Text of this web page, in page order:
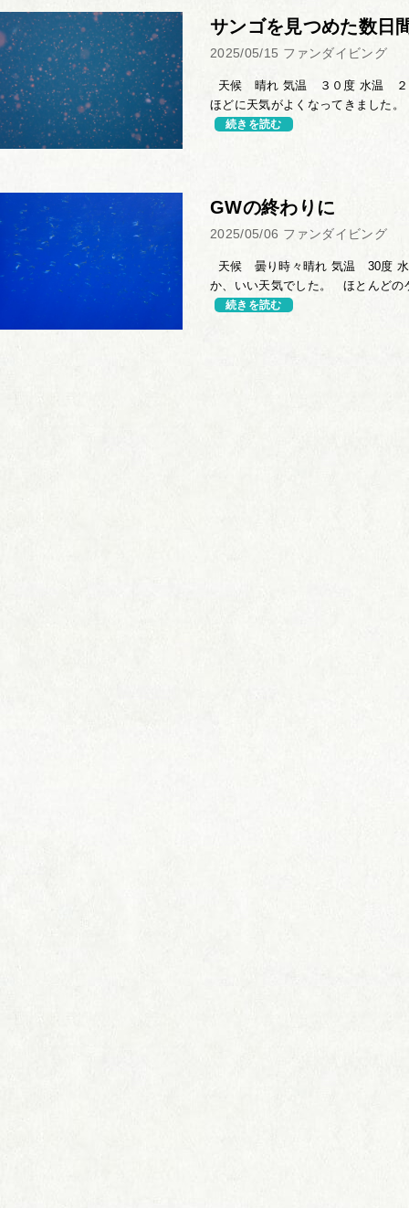
サンゴを見つめた数日
2025/05/15 ファンダイビング
天候 晴れ 気温 ３０度 水温 ２
ほどに天気がよくなってきました
続きを読む
GWの終わりに
2025/05/06 ファンダイビング
天候 曇り時々晴れ 気温 30度
か、いい天気でした。 ほとんどの
続きを読む